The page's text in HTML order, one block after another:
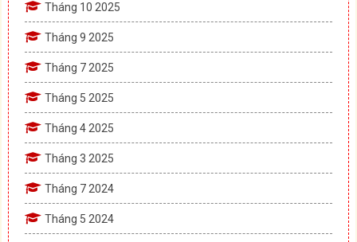
Tháng 10 2025
Tháng 9 2025
Tháng 7 2025
Tháng 5 2025
Tháng 4 2025
Tháng 3 2025
Tháng 7 2024
Tháng 5 2024